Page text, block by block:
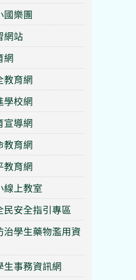
國樂團
網站
網
教育網
學校網
宣導網
教育網
教育網
線上教室
民安全指引專區
治學生藥物濫用資
生事務資訊網